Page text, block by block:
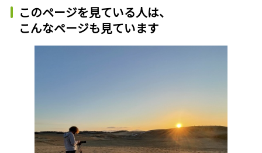
このページを見ている人は、
こんなページも見ています